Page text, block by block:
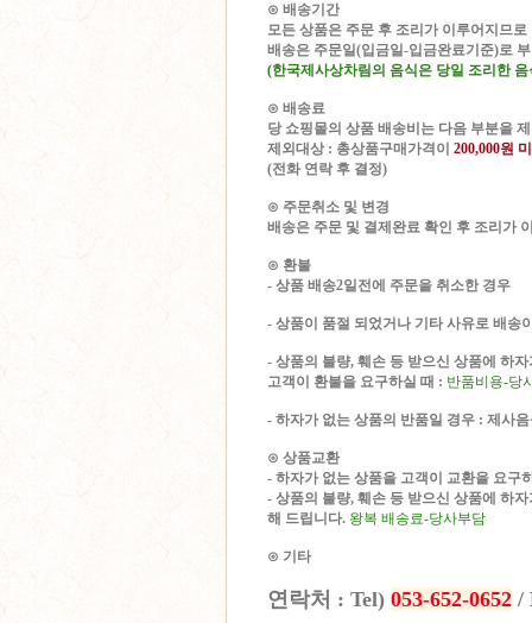
⊙ 배송기간
모든 상품은 주문 후 조리가 이루어지므
배송은 주문일(입금일-입금완료기준)로
(한국제사상차림의 음식은 당일 조리한
⊙ 배송료
당 쇼핑몰의 상품 배송비는 다음 부분을
제외대상 : 총상품구매가격이 200,000원
(전화 연락 후 결정)
⊙ 주문취소 및 변경
배송은 주문 및 결제완료 확인 후 조리가
⊙ 환불
- 상품 배송2일전에 주문을 취소한 경우
- 상품이 품절 되었거나 기타 사유로 배송
- 상품의 불량, 훼손 등 받으신 상품에 하
고객이 환불을 요구하실 때 : 반품비용-당
- 하자가 없는 상품의 반품일 경우 : 제사
⊙ 상품교환
- 하자가 없는 상품을 고객이 교환을 요구
- 상품의 불량, 훼손 등 받으신 상품에 하
해 드립니다. 왕복 배송료-당사부담
⊙ 기타
연락처 : Tel) 053-652-0652 /